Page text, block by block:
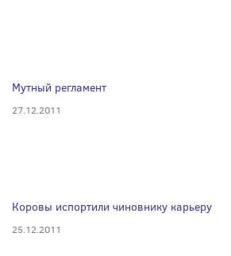
Мутный регламент
27.12.2011
Коровы испортили чиновнику карьеру
25.12.2011